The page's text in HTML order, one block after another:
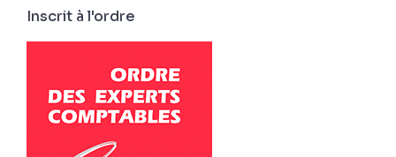
Inscrit à l'ordre